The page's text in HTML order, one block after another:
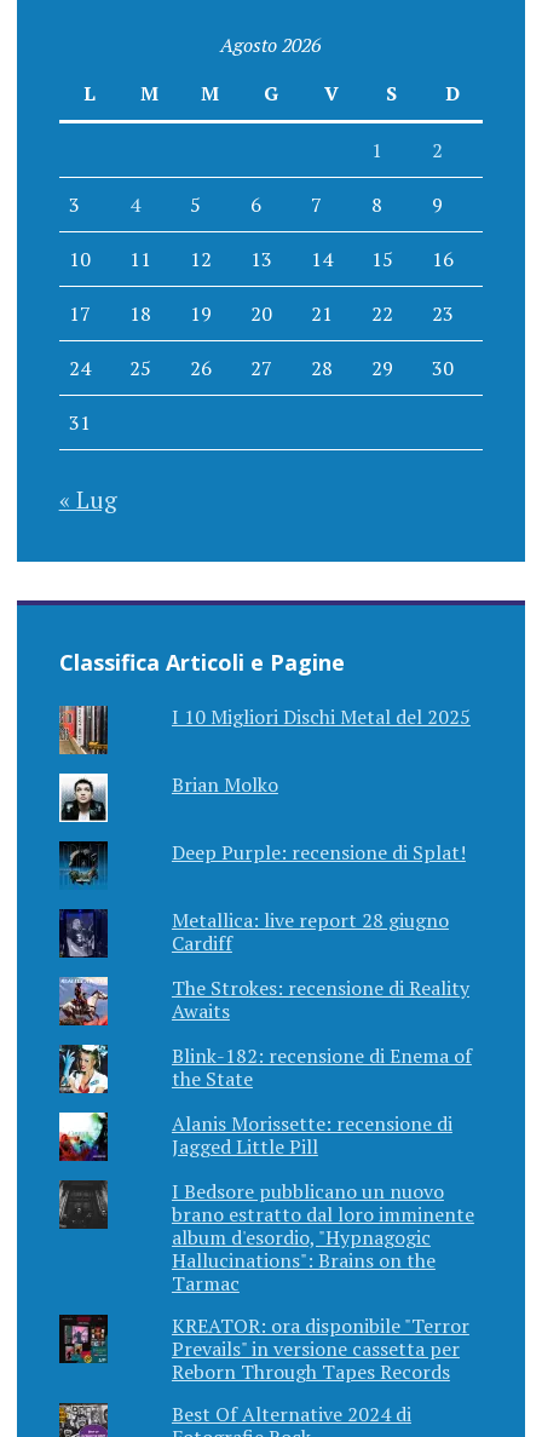
Agosto 2026
L
M M G V S D
1 2
3 4 5 6 7 8 9
10 11 12 13 14 15 16
17 18 19 20 21 22 23
24 25 26 27 28 29 30
31
« Lug
Classifica Articoli e Pagine
I 10 Migliori Dischi Metal del 2025
Brian Molko
Deep Purple: recensione di Splat!
Metallica: live report 28 giugno
Cardiff
The Strokes: recensione di Reality
Awaits
Blink-182: recensione di Enema of
the State
Alanis Morissette: recensione di
Jagged Little Pill
I Bedsore pubblicano un nuovo
brano estratto dal loro imminente
album d'esordio, "Hypnagogic
Hallucinations": Brains on the
Tarmac
KREATOR: ora disponibile "Terror
Prevails" in versione cassetta per
Reborn Through Tapes Records
Best Of Alternative 2024 di